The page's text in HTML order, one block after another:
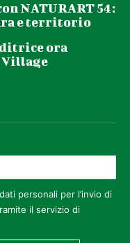
NATURART 54:
e territorio
ora
Village
personali per l’invio di
il servizio di